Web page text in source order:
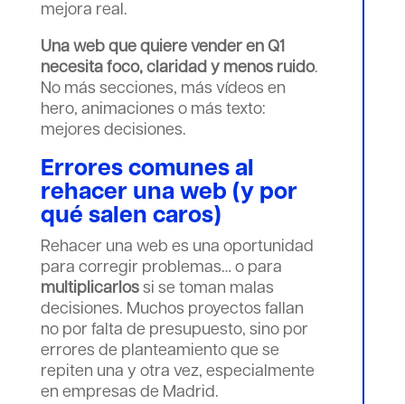
mejora real.
Una web que quiere vender en Q1
necesita foco, claridad y menos ruido.
No más secciones, más vídeos en
hero, animaciones o más texto:
mejores decisiones.
Errores comunes al
rehacer una web (y por
qué salen caros)
Rehacer una web es una oportunidad
para corregir problemas… o para
multiplicarlossi se toman malas
decisiones. Muchos proyectos fallan
no por falta de presupuesto, sino por
errores de planteamiento que se
repiten una y otra vez, especialmente
en empresas de Madrid.